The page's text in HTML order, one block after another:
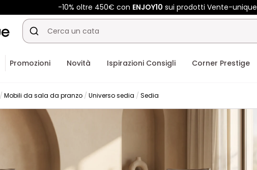
-10% oltre 450€ con ENJOY10 sui prodotti Vente-unique
Promozioni Novità Ispirazioni Consigli Corner Prestige
Mobili da sala da pranzo Universo sedia Sedia